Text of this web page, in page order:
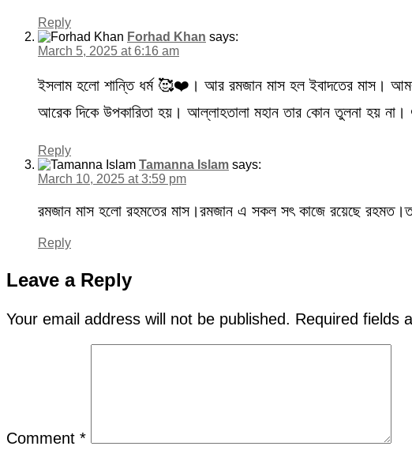
Reply
Forhad Khan says:
March 5, 2025 at 6:16 am
ইসলাম হলো শান্তি ধর্ম 🥰❤️। আর রমজান মাস হল ইবাদতের মাস।
আরেক দিকে উপকারিতা হয়। আল্লাহতালা মহান তার কোন তুলনা হয়
Reply
Tamanna Islam says:
March 10, 2025 at 3:59 pm
রমজান মাস হলো রহমতের মাস।রমজান এ সকল সৎ কাজে রয়েছে
Reply
Leave a Reply
Your email address will not be published. Required fields
Comment *